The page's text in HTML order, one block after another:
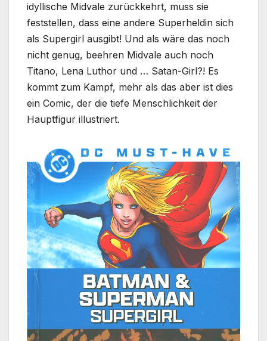
idyllische Midvale zurückkehrt, muss sie
feststellen, dass eine andere Superheldin sich
als Supergirl ausgibt! Und als wäre das noch
nicht genug, beehren Midvale auch noch
Titano, Lena Luthor und … Satan-Girl?! Es
kommt zum Kampf, mehr als das aber ist dies
ein Comic, der die tiefe Menschlichkeit der
Hauptfigur illustriert.